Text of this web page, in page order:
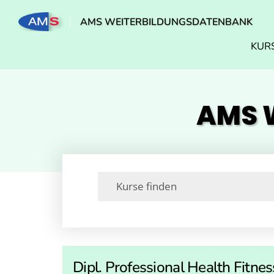
AMS WEITERBILDUNGSDATENBANK
AMS
Dipl. Professional Health